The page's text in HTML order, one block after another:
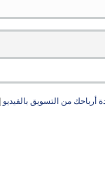
أرباحك من التسويق بالفيديو